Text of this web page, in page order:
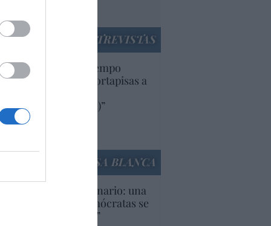
ENTREVISTAS
lleva mucho tiempo
aranceles y cortapisas a
(y europeas)”
Sánchez Arjona
LA CASA BLANCA
Inquietante escenario: una
parte de los demócratas se
como “socialista”